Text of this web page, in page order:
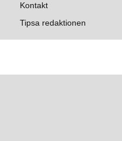
Kontakt
Tipsa redaktionen